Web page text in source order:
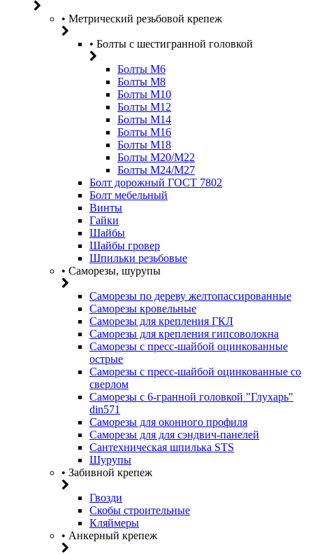
• Метрический резьбовой крепеж
• Болты с шестигранной головкой
Болты М6
Болты М8
Болты М10
Болты М12
Болты М14
Болты М16
Болты М18
Болты М20/M22
Болты М24/М27
Болт дорожный ГОСТ 7802
Болт мебельный
Винты
Гайки
Шайбы
Шайбы гровер
Шпильки резьбовые
• Саморезы, шурупы
Саморезы по дереву желтопассированные
Саморезы кровельные
Саморезы для крепления ГКЛ
Саморезы для крепления гипсоволокна
Саморезы с пресс-шайбой оцинкованные
острые
Саморезы с пресс-шайбой оцинкованные со
сверлом
Саморезы с 6-гранной головкой "Глухарь"
din571
Саморезы для оконного профиля
Саморезы для для сэндвич-панелей
Сантехническая шпилька STS
Шурупы
• Забивной крепеж
Гвозди
Скобы строительные
Кляймеры
• Анкерный крепеж